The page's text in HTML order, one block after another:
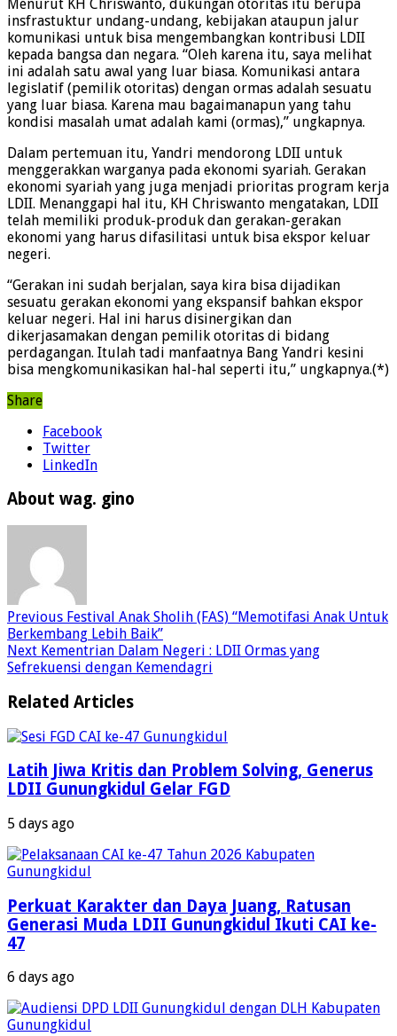
Menurut KH Chriswanto, dukungan otoritas itu berupa
insfrastuktur undang-undang, kebijakan ataupun jalur
komunikasi untuk bisa mengembangkan kontribusi LDII
kepada bangsa dan negara. “Oleh karena itu, saya melihat
ini adalah satu awal yang luar biasa. Komunikasi antara
legislatif (pemilik otoritas) dengan ormas adalah sesuatu
yang luar biasa. Karena mau bagaimanapun yang tahu
kondisi masalah umat adalah kami (ormas),” ungkapnya.
Dalam pertemuan itu, Yandri mendorong LDII untuk
menggerakkan warganya pada ekonomi syariah. Gerakan
ekonomi syariah yang juga menjadi prioritas program kerja
LDII. Menanggapi hal itu, KH Chriswanto mengatakan, LDII
telah memiliki produk-produk dan gerakan-gerakan
ekonomi yang harus difasilitasi untuk bisa ekspor keluar
negeri.
“Gerakan ini sudah berjalan, saya kira bisa dijadikan
sesuatu gerakan ekonomi yang ekspansif bahkan ekspor
keluar negeri. Hal ini harus disinergikan dan
dikerjasamakan dengan pemilik otoritas di bidang
perdagangan. Itulah tadi manfaatnya Bang Yandri kesini
bisa mengkomunikasikan hal-hal seperti itu,” ungkapnya.(*)
Share
Facebook
Twitter
LinkedIn
About wag. gino
Previous Festival Anak Sholih (FAS) “Memotifasi Anak Untuk
Berkembang Lebih Baik”
Next Kementrian Dalam Negeri : LDII Ormas yang
Sefrekuensi dengan Kemendagri
Related Articles
Latih Jiwa Kritis dan Problem Solving, Generus
LDII Gunungkidul Gelar FGD
5 days ago
Perkuat Karakter dan Daya Juang, Ratusan
Generasi Muda LDII Gunungkidul Ikuti CAI ke-
47
6 days ago